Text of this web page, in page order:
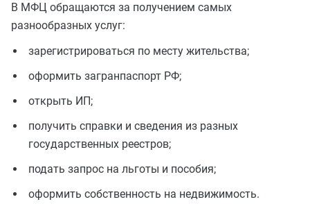
В МФЦ обращаются за получением самых
разнообразных услуг:
зарегистрироваться по месту жительства;
оформить загранпаспорт РФ;
открыть ИП;
получить справки и сведения из разных
государственных реестров;
подать запрос на льготы и пособия;
оформить собственность на недвижимость.